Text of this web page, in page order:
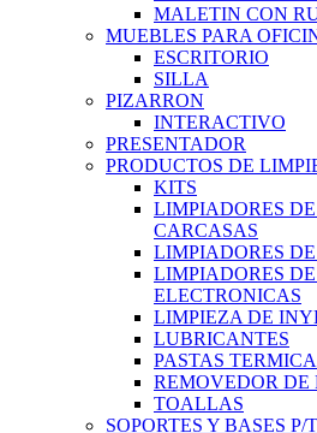
MALETIN CON
MUEBLES PARA
ESCRITORIO
SILLA
PIZARRON
INTERACTIVO
PRESENTADOR
PRODUCTOS DE
KITS
LIMPIADORES
CARCASAS
LIMPIADORES
LIMPIADORES
ELECTRONICAS
LIMPIEZA DE
LUBRICANTES
PASTAS
REMOVEDOR DE
TOALLAS
SOPORTES Y BASES P/